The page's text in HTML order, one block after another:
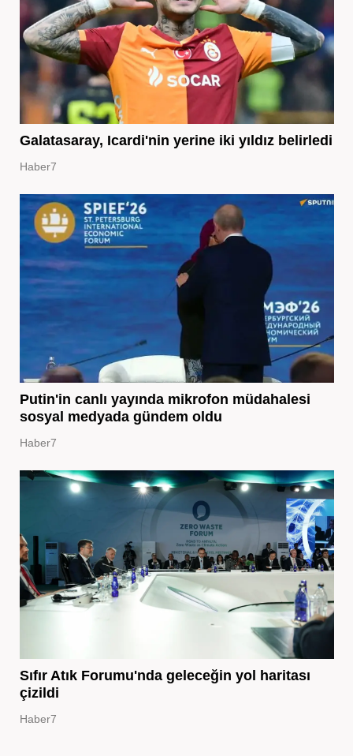
Galatasaray, Icardi'nin yerine iki yıldız belirledi
Haber7
Putin'in canlı yayında mikrofon müdahalesi
sosyal medyada gündem oldu
Haber7
Sıfır Atık Forumu'nda geleceğin yol haritası
çizildi
Haber7